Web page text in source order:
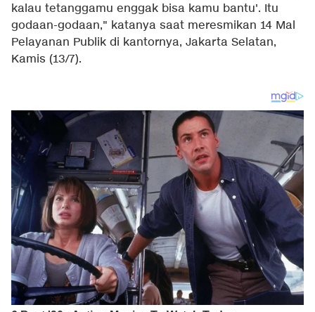
kalau tetanggamu enggak bisa kamu bantu'. Itu
godaan-godaan," katanya saat meresmikan 14 Mal
Pelayanan Publik di kantornya, Jakarta Selatan,
Kamis (13/7).